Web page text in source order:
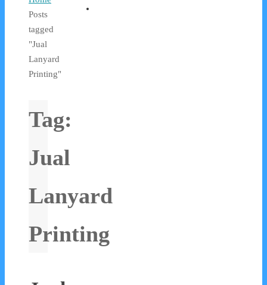
Posts
tagged
"Jual
Lanyard
Printing"
Tag:
Jual
Lanyard
Printing